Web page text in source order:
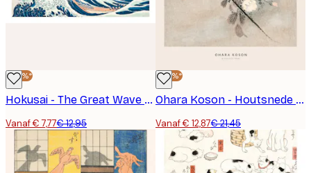
-40%*
Hokusai - The Great Wave Landschap Poster
Vanaf € 7,77€ 12,95
-40%*
Ohara Koson - Houtsnede Poster
Vanaf € 12,87€ 21,45